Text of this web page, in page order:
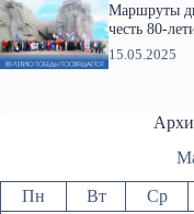
Маршруты
честь 80-
15.05.2025
Пн Вт Ср